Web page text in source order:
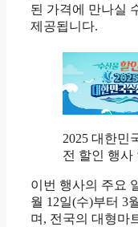
된 가격에 만나실
제공됩니다.
2025 대한민
전 할인 행사
이번 행사의 주요
월 12일(수)부터 3
며, 전국의 대형마